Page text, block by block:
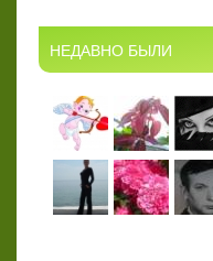
НЕДАВНО БЫЛИ